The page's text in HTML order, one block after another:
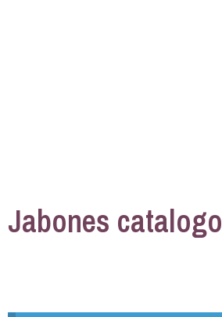
Jabones catalogo